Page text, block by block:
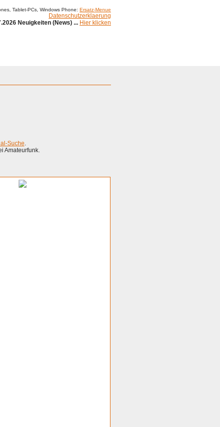
Tablet-PCs, Windows Phone: Ersatz-Menue
Datenschutzerklaerung
Neuigkeiten (News) ... Hier klicken
Suche.
Amateurfunk.